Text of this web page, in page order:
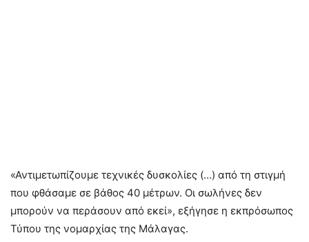
«Αντιμετωπίζουμε τεχνικές δυσκολίες (…) από τη στιγμή
που φθάσαμε σε βάθος 40 μέτρων. Οι σωλήνες δεν
μπορούν να περάσουν από εκεί», εξήγησε η εκπρόσωπος
Τύπου της νομαρχίας της Μάλαγας.